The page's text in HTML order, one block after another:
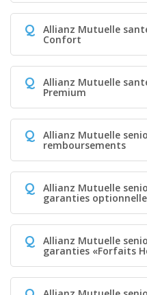
Q Allianz Mutuelle
Confort
Q Allianz Mutuelle
Premium
Q Allianz Mutuelle
remboursements
Q Allianz Mutuelle
garanties
Q Allianz Mutuelle
garanties «Forfaits